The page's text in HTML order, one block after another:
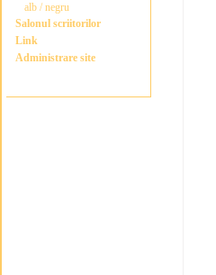
alb / negru
Salonul scriitorilor
Link
Administrare site